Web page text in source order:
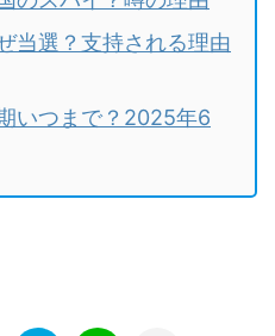
当選？支持される理由
いつまで？2025年6